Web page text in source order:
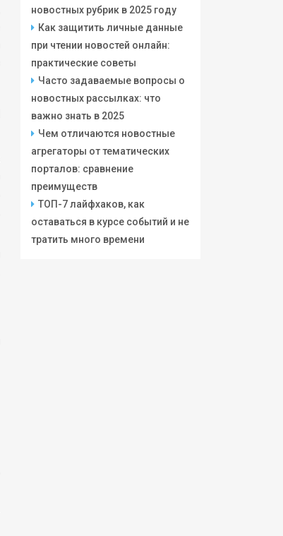
новостных рубрик в 2025 году
Как защитить личные данные
при чтении новостей онлайн:
практические советы
Часто задаваемые вопросы о
новостных рассылках: что
важно знать в 2025
Чем отличаются новостные
агрегаторы от тематических
порталов: сравнение
преимуществ
ТОП-7 лайфхаков, как
оставаться в курсе событий и не
тратить много времени